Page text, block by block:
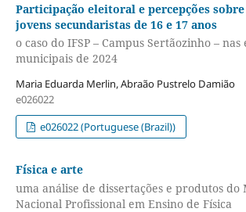
Participação eleitoral e percepções
jovens secundaristas de 16 e 17 anos
o caso do IFSP – Campus Sertãozinho – nas
municipais de 2024
Maria Eduarda Merlin, Abraão Pustrelo Damião
e026022
e026022 (Portuguese (Brazil))
Física e arte
uma análise de dissertações e produtos do
Nacional Profissional em Ensino de Física